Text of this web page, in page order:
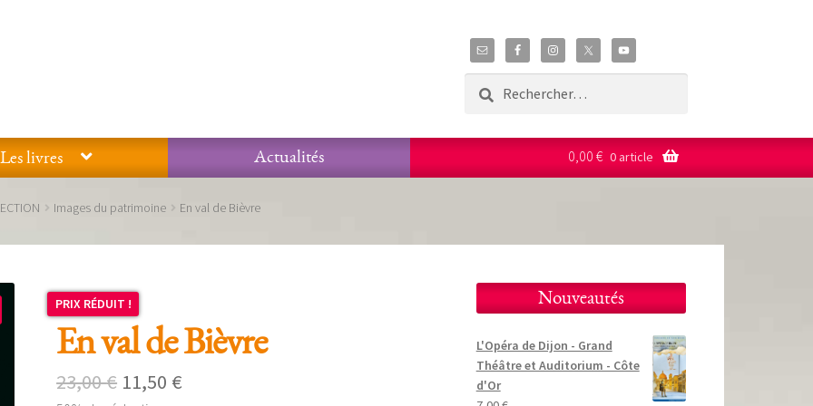
Les livres
Actualités
0,00 € 0 article
Images du patrimoine En val de Bièvre
PRIX RÉDUIT !
En val de Bièvre
23,00€ Le
11,50 €
Nouveautés
L'Opéra de Dijon - Grand
Théâtre et Auditorium - Côte
d'Or